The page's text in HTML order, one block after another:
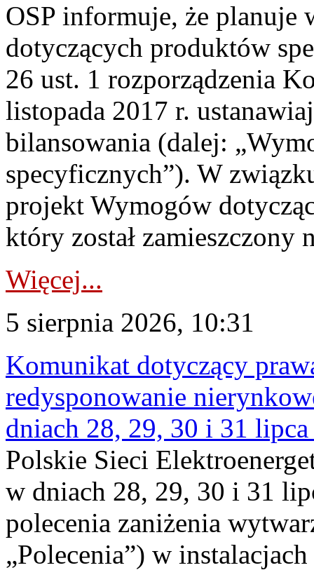
OSP informuje, że planuje
dotyczących produktów
26 ust. 1 rozporządzenia
listopada 2017 r.
bilansowania (dalej:
specyficznych”). W
projekt Wymogów
który został zamieszczony
Więcej...
5 sierpnia 2026, 10:31
Komunikat dotyczący
redysponowanie
dniach 28, 29, 30 i 31
Polskie Sieci
w dniach 28, 29, 30 i 31
polecenia zaniżenia
„Polecenia”) w